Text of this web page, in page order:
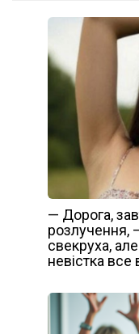
— Дорога,
розлучення,
свекруха,
невістка